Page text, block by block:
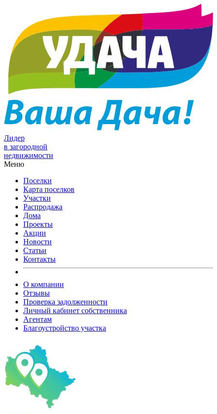
Лидер
в загородной
недвижимости
Меню
Поселки
Карта поселков
Участки
Распродажа
Дома
Проекты
Акции
Новости
Статьи
Контакты
О компании
Отзывы
Проверка задолженности
Личный кабинет собственника
Агентам
Благоустройство участка